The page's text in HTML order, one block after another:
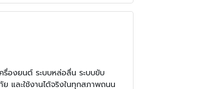
รื่องยนต์ ระบบหล่อลื่น ระบบขับ
และใช้งานได้จริงในทุกสภาพถนน